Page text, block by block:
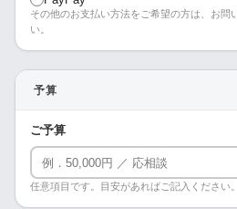
その他のお支払い方法をご希望の方は、お問
い。
予算
ご予算
任意項目です。目安があればご記入ください。